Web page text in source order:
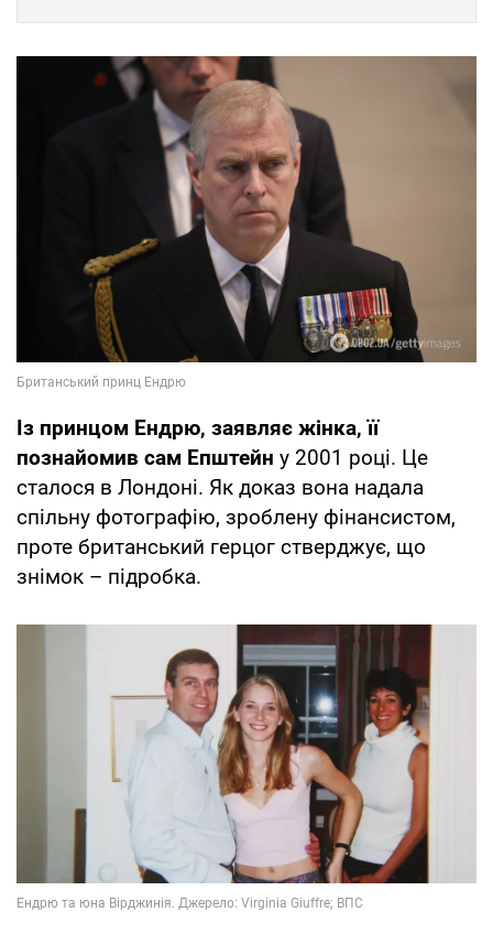
Із принцом Ендрю, заявляє жінка, її
познайомив сам Епштейн у 2001 році. Це
сталося в Лондоні. Як доказ вона надала
спільну фотографію, зроблену фінансистом,
проте британський герцог стверджує, що
знімок – підробка.